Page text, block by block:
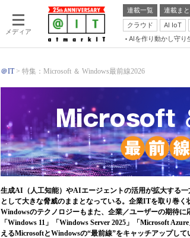
メディア
連載一覧 連載ま
クラウド
AI IoT
AIを作り動かし守り
＠IT 特集：Microsoft ＆ Windows最前線2026
生成AI（人工知能）やAIエージェントの活用が拡大する
として大きな脅威のままとなっている。企業ITを取り巻
Windowsのテクノロジーもまた、企業／ユーザーの期待
「Windows 11」「Windows Server 2025」「Microsoft
えるMicrosoftとWindowsの“最前線”をキャッチアップして